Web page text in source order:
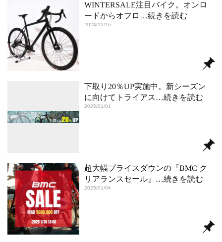
WINTERSALE注目バイク。オンロ
ードからオフロ …続きを読む
2024/12/16
下取り20％UP実施中。新シーズン
に向けてトライアス …続きを読む
2025/01/01
超大幅プライスダウンの『BMC ク
リアランスセール』 …続きを読む
2025/01/04